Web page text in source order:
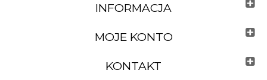
INFORMACJA
MOJE KONTO
KONTAKT